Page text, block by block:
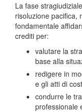
La fase
risoluzione pacifica,
fondamentale
crediti per:
valutare la
base alla
redigere in
e gli atti di
condurre le
professionale